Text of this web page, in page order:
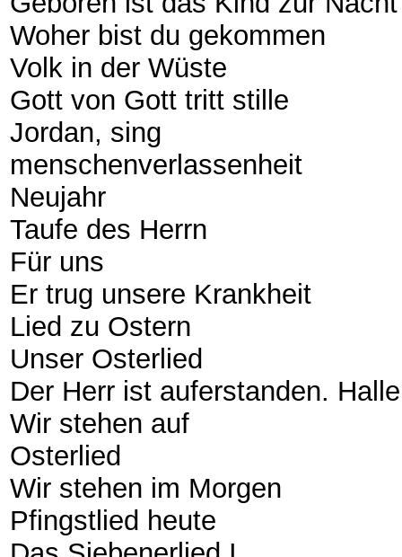
Woher bist du gekommen
Volk in der Wüste
Gott von Gott tritt stille
Jordan, sing
menschenverlassenheit
Neujahr
Taufe des Herrn
Für uns
Er trug unsere Krankheit
Lied zu Ostern
Unser Osterlied
Der Herr ist auferstanden.
Wir stehen auf
Osterlied
Wir stehen im Morgen
Pfingstlied heute